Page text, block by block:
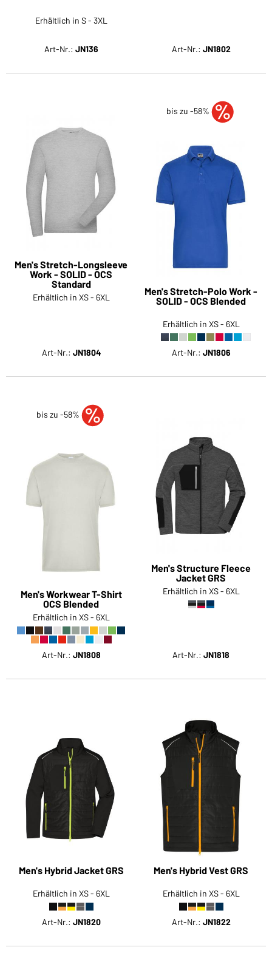
Erhältlich in S - 3XL
Art-Nr.: JN136 Art-Nr.: JN1802
Men's Stretch-Longsleeve
Work - SOLID - OCS
Standard
Erhältlich in XS - 6XL
Art-Nr.: JN1804
bis zu -58%
Men's Stretch-Polo Work -
SOLID - OCS Blended
Erhältlich in XS - 6XL
Art-Nr.: JN1806
bis zu -58%
Men's Workwear T-Shirt
OCS Blended
Erhältlich in XS - 6XL
Art-Nr.: JN1808
Men's Structure Fleece
Jacket GRS
Erhältlich in XS - 6XL
Art-Nr.: JN1818
Men's Hybrid Jacket GRS
Erhältlich in XS - 6XL
Art-Nr.: JN1820
Men's Hybrid Vest GRS
Erhältlich in XS - 6XL
Art-Nr.: JN1822